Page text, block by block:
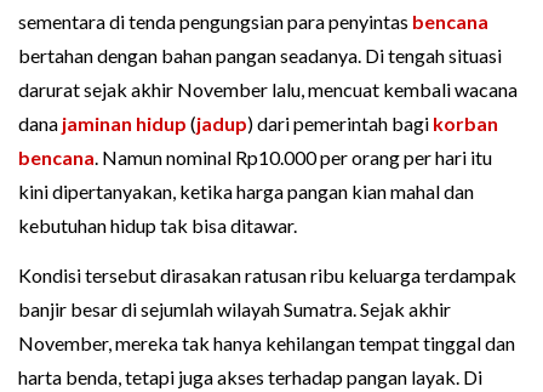
sementara di tenda pengungsian para penyintas bencana
bertahan dengan bahan pangan seadanya. Di tengah situasi
darurat sejak akhir November lalu, mencuat kembali wacana
dana jaminan hidup (jadup) dari pemerintah bagi korban
bencana . Namun nominal Rp10.000 per orang per hari itu
kini dipertanyakan, ketika harga pangan kian mahal dan
kebutuhan hidup tak bisa ditawar.
Kondisi tersebut dirasakan ratusan ribu keluarga terdampak
banjir besar di sejumlah wilayah Sumatra. Sejak akhir
November, mereka tak hanya kehilangan tempat tinggal dan
harta benda, tetapi juga akses terhadap pangan layak. Di